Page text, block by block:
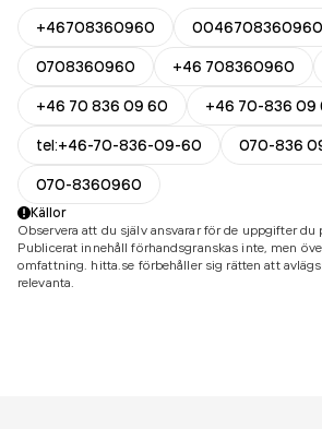
+46708360960
0046708360960
0708360960
+46 708360960
+46 70 836 09 60
+46 70-836 09
tel:+46-70-836-09-60
070-836
070-8360960
Källor
Observera att du själv ansvarar för de uppgifter du
Publicerat innehåll förhandsgranskas inte, men
omfattning. hitta.se förbehåller sig rätten att
relevanta.